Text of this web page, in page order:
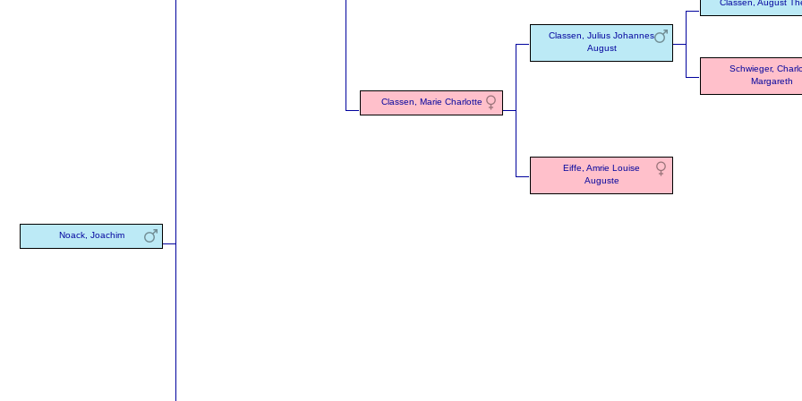
Noack, Joachim
Classen, Marie Charlotte
Classen, Julius Johannes
August
Classen, August
Schwieger,
Margareth
Eiffe, Amrie Louise
Auguste